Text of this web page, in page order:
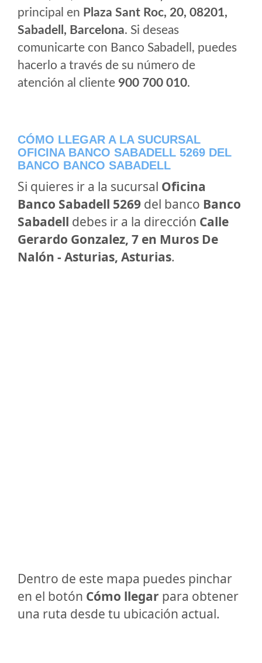
principal en Plaza Sant Roc, 20, 08201,
Sabadell, Barcelona. Si deseas
comunicarte con Banco Sabadell, puedes
hacerlo a través de su número de
atención al cliente 900 700 010.
CÓMO LLEGAR A LA SUCURSAL
OFICINA BANCO SABADELL 5269 DEL
BANCO BANCO SABADELL
Si quieres ir a la sucursal Oficina
Banco Sabadell 5269 del banco Banco
Sabadell debes ir a la dirección Calle
Gerardo Gonzalez, 7 en Muros De
Nalón - Asturias, Asturias.
Dentro de este mapa puedes pinchar
en el botón Cómo llegar para obtener
una ruta desde tu ubicación actual.